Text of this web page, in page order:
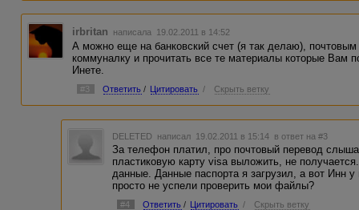
irbritan написала 19.02.2011 в 14:52
А можно еще на банковский счет (я так делаю),
коммуналку и прочитать все те материалы которые Вам
Инете.
#3 Ответить / Цитировать / Скрыть ветку
DELETED написал 19.02.2011 в 15:14 в ответ на #3
За телефон платил, про почтовый перевод
пластиковую карту visa выложить, не
данные. Данные паспорта я загрузил, а вот Инн
просто не успели проверить мои файлы?
#4 Ответить / Цитировать / Скрыть ветку